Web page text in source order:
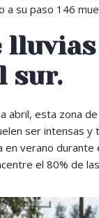
a su paso 146
sur.
abril, esta zona
ser intensas
verano
el 80% de